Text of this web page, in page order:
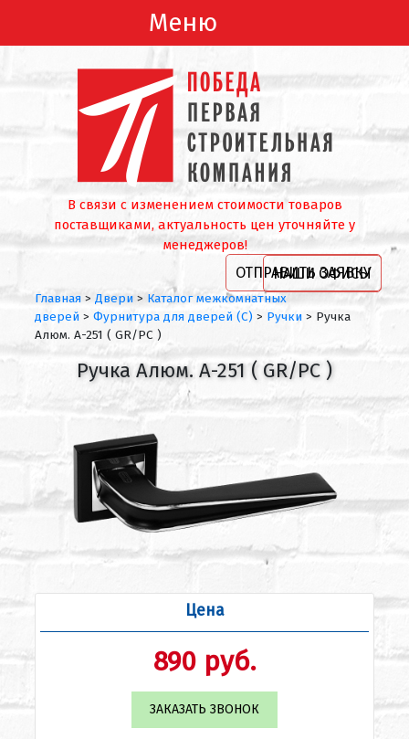
Меню
В связи с изменением стоимости товаров
поставщиками, актуальность цен уточняйте у
менеджеров!
ОТПРАВИТЬ ЗАЯВКУ
НАШИ ОФИСЫ
Главная > Двери > Каталог межкомнатных
дверей > Фурнитура для дверей (С) > Ручки > Ручка
Алюм. А-251 ( GR/PC )
Ручка Алюм. А-251 ( GR/PC )
Цена
890 руб.
ЗАКАЗАТЬ ЗВОНОК